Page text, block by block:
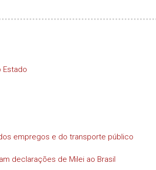
Estado
empregos e do transporte público
declarações de Milei ao Brasil